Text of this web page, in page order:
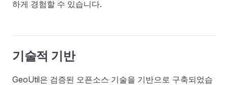
하게 경험할 수 있습니다.
기술적 기반
GeoUtil은 검증된 오픈소스 기술을 기반으로 구축되었습